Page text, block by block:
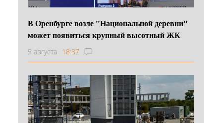
В Оренбурге возле "Национальной деревни"
может появиться крупный высотный ЖК
5 августа 18:37